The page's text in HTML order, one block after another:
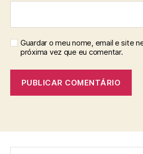
Guardar o meu nome, email e site
próxima vez que eu comentar.